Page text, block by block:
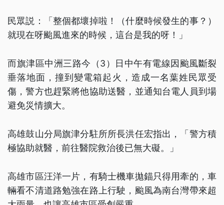
民眾説：「整個都壞掉啦！（什麼時候發生的事？）
就現在呀颱風進來的時候，這台是我的呀！」
而旗津區中洲三路今（3）日中午有電線因颱風斷裂
垂落地面，撞到變電箱起火，造成一名葉姓民眾受
傷，警方也趕緊將他協助送醫，並通知台電人員到場
避免災情擴大。
高雄鼓山分局旗津分駐所所長洪任宏指出，「警方積
極協助就醫，前往醫院救治後已無大礙。」
高雄市區汪洋一片，有騎士機車拋錨只得用牽的，車
輛看不清道路勉強在路上行駛，颱風為南台灣帶來超